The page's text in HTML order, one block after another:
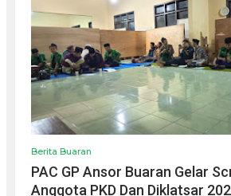
Berita Buaran
PAC GP Ansor Buaran Gelar
Anggota PKD Dan Diklatsar